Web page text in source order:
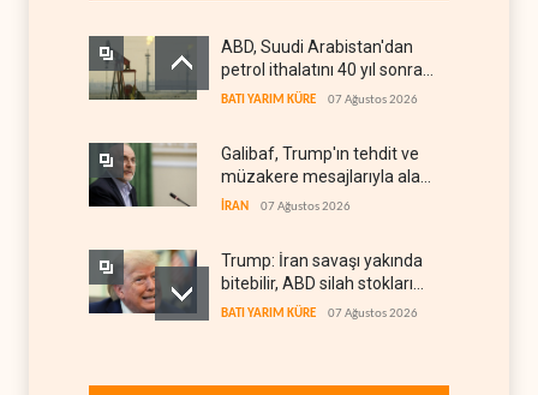
ABD, Suudi Arabistan'dan
petrol ithalatını 40 yıl sonra
ilk kez durdurdu
BATI YARIM KÜRE 07 Ağustos 2026
Galibaf, Trump'ın tehdit ve
müzakere mesajlarıyla alay
etti
İRAN 07 Ağustos 2026
Trump: İran savaşı yakında
bitebilir, ABD silah stokları
zorlanıyor
BATI YARIM KÜRE 07 Ağustos 2026
krizi